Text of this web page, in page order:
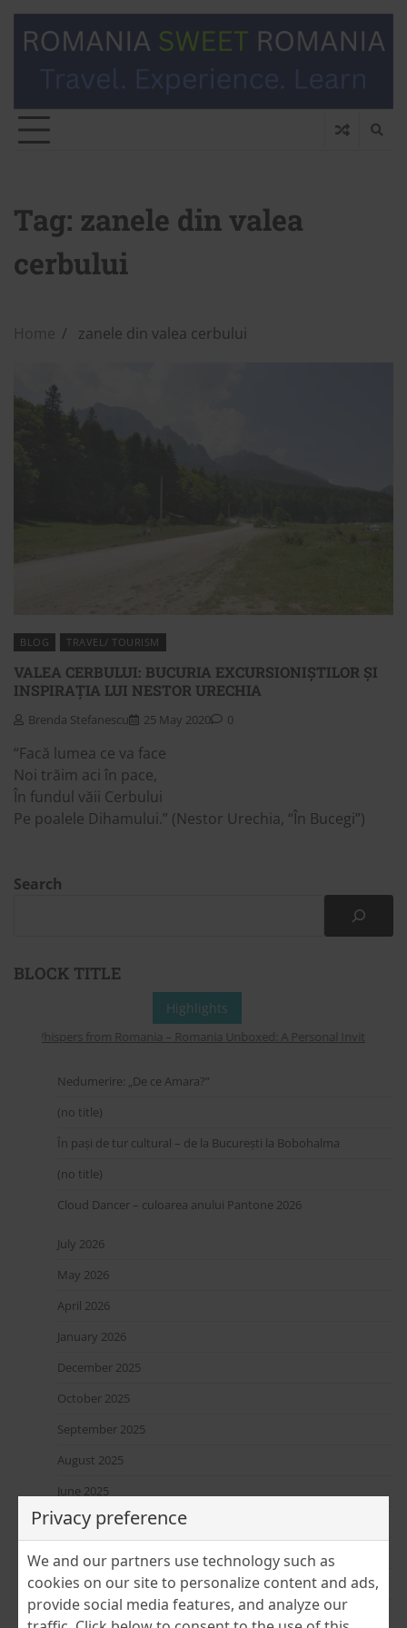
Tag: zanele din valea
cerbului
Home zanele din valea cerbului
BLOG TRAVEL/ TOURISM
VALEA CERBULUI: BUCURIA EXCURSIONIȘTILOR ȘI
INSPIRAȚIA LUI NESTOR URECHIA
Brenda Stefanescu 25 May 2020 0
“Facă lumea ce va face
Noi trăim aci în pace,
În fundul văii Cerbului
Pe poalele Dihamului.” (Nestor Urechia, “În Bucegi”)
Search
BLOCK TITLE
Highlights
Whispers from Romania – Romania Unboxed: A Personal Invitation
Nedumerire: „De ce Amara?”
(no title)
În pași de tur cultural – de la București la Bobohalma
(no title)
Cloud Dancer – culoarea anului Pantone 2026
July 2026
May 2026
April 2026
January 2026
December 2025
October 2025
September 2025
August 2025
June 2025
April 2025
March 2025
February 2025
January 2025
Privacy preference
We and our partners use technology such as
cookies on our site to personalize content and ads,
provide social media features, and analyze our